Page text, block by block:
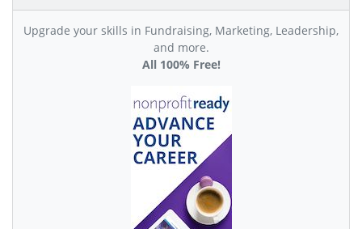
Upgrade your skills in Fundraising, Marketing, Leadership,
and more.
All 100% Free!